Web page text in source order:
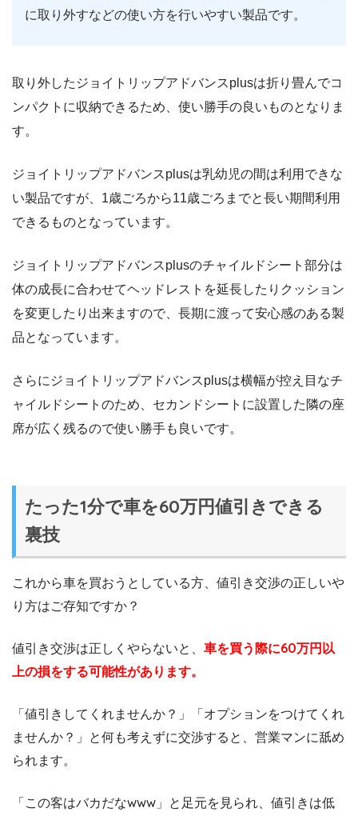
に取り外すなどの使い方を行いやすい製品です。
取り外したジョイトリップアドバンスplusは折り畳んでコ
ンパクトに収納できるため、使い勝手の良いものとなりま
す。
ジョイトリップアドバンスplusは乳幼児の間は利用できな
い製品ですが、1歳ごろから11歳ごろまでと長い期間利用
できるものとなっています。
ジョイトリップアドバンスplusのチャイルドシート部分は
体の成長に合わせてヘッドレストを延長したりクッション
を変更したり出来ますので、長期に渡って安心感のある製
品となっています。
さらにジョイトリップアドバンスplusは横幅が控え目なチ
ャイルドシートのため、セカンドシートに設置した隣の座
席が広く残るので使い勝手も良いです。
たった1分で車を60万円値引きできる
裏技
これから車を買おうとしている方、値引き交渉の正しいや
り方はご存知ですか？
値引き交渉は正しくやらないと、 車を買う際に60万円以
上の損をする可能性があります。
「値引きしてくれませんか？」「オプションをつけてくれ
ませんか？」と何も考えずに交渉すると、営業マンに舐め
られます。
「この客はバカだなwww」と足元を見られ、値引きは低